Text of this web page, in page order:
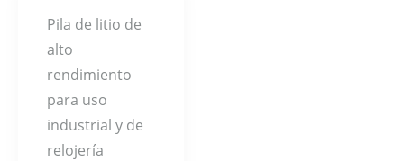
Pila de litio de
alto
rendimiento
para uso
industrial y de
relojería